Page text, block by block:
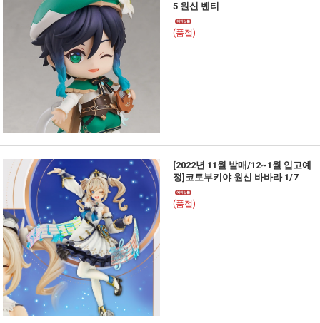
5 원신 벤티
(품절)
[2022년 11월 발매/12~1월 입고예
정]코토부키야 원신 바바라 1/7
(품절)